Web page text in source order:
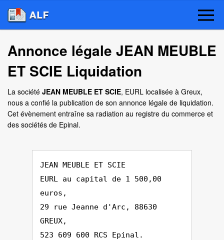
Annonce légale JEAN MEUBLE
ET SCIE Liquidation
La société JEAN MEUBLE ET SCIE, EURL localisée à Greux,
nous a confié la publication de son annonce légale de liquidation.
Cet évènement entraîne sa radiation au registre du commerce et
des sociétés de Epinal.
JEAN MEUBLE ET SCIE
EURL au capital de 1 500,00
euros,
29 rue Jeanne d'Arc, 88630
GREUX,
523 609 600 RCS Epinal.